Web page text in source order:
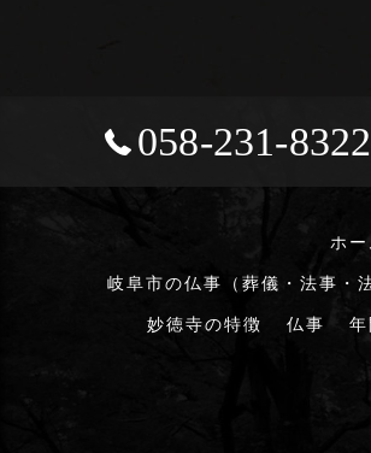
058-231-8322
ホー
岐阜市の仏事（葬儀・法事・
妙徳寺の特徴 仏事 年